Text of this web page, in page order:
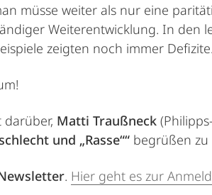
müsse weiter als nur eine
Weiterentwicklung. In den
zeigten noch immer Defizite.
Matti Traußneck
und „Rasse““ begrüßen
. Hier geht es zur